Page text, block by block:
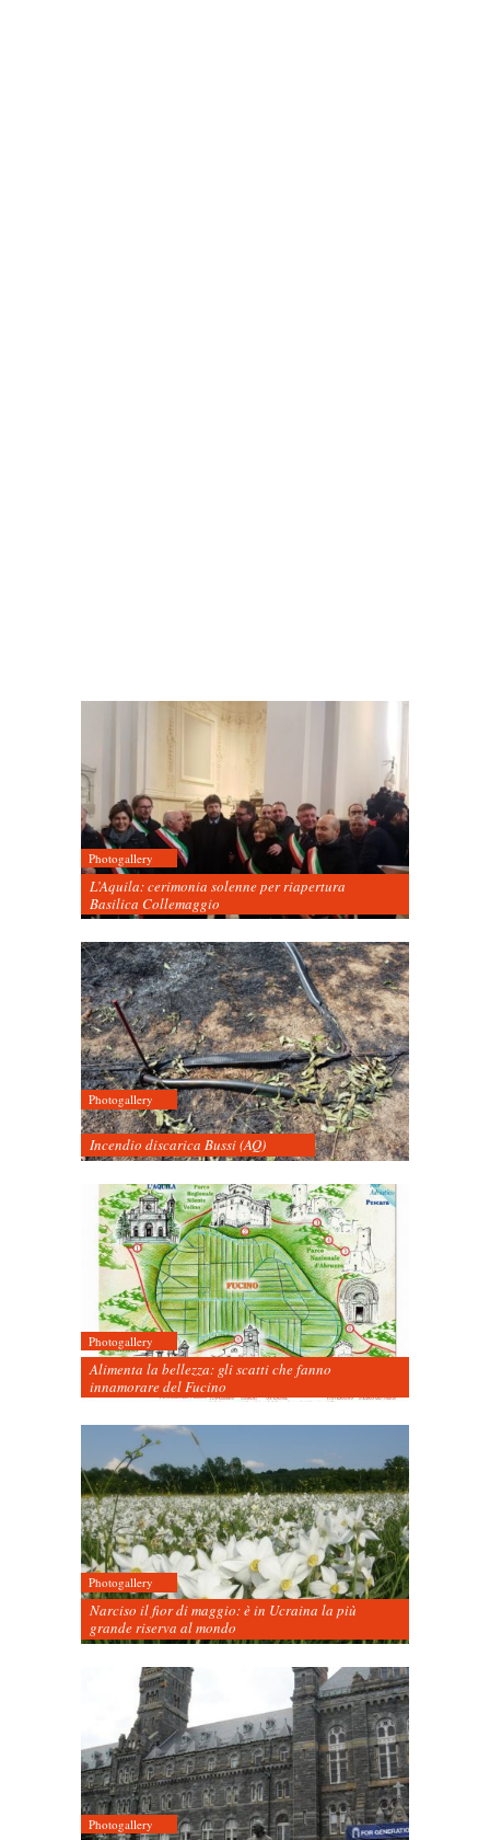
Photogallery
L’Aquila: cerimonia solenne per riapertura
Basilica Collemaggio
Photogallery
Incendio discarica Bussi (AQ)
Photogallery
Alimenta la bellezza: gli scatti che fanno
innamorare del Fucino
Photogallery
Narciso il fior di maggio: è in Ucraina la più
grande riserva al mondo
Photogallery